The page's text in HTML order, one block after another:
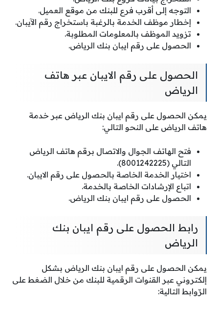
التوجه إلى أقرب فرع للبنك من موقع العميل.
إخطار موظف الخدمة بالرغبة باستخراج رقم الآيبان.
تزويد الموظف بالمعلومات المطلوبة.
الحصول على رقم ايبان بنك الرياض.
الحصول على رقم الايبان عبر هاتف
الرياض
يمكن الحصول على رقم ايبان بنك الرياض عبر خدمة
هاتف الرياض على النحو التالي:
فتح الهاتف الجوال والاتصال برقم هاتف الرياض
التالي (8001242225).
اختيار الخدمة الخاصة بالحصول على رقم الايبان.
اتباع الإرشادات الخاصة بالخدمة.
الحصول على رقم ايبان بنك الرياض.
رابط الحصول على رقم ايبان بنك
الرياض
يمكن الحصول على رقم ايبان بنك الرياض بشكل
إلكتروني عبر القنوات الرقمية للبنك من خلال الضغط على
الرّوابط التالية: